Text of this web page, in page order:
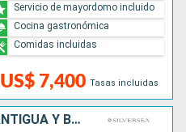
US$ 7,400 Tasas incluidas
Servicio de mayordomo incluido
Cocina gastronómica
Comidas incluidas
PUERTO RICO, FRANCIA, ANTIGUA Y BARBUDA, ESTADOS UNIDOS